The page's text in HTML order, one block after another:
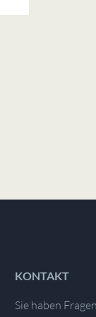
KONTAKT
Sie haben